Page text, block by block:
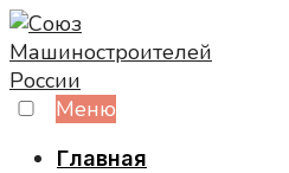
Skip
to
content
Меню
Главная